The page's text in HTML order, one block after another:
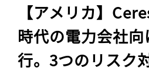
【アメリカ】
時代の電力会社
行。3つのリスク